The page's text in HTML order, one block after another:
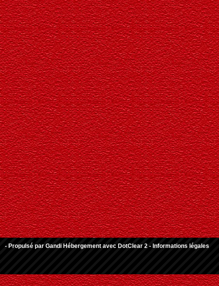
- Propulsé par Gandi Hébergement avec DotClear 2 - Informations légales